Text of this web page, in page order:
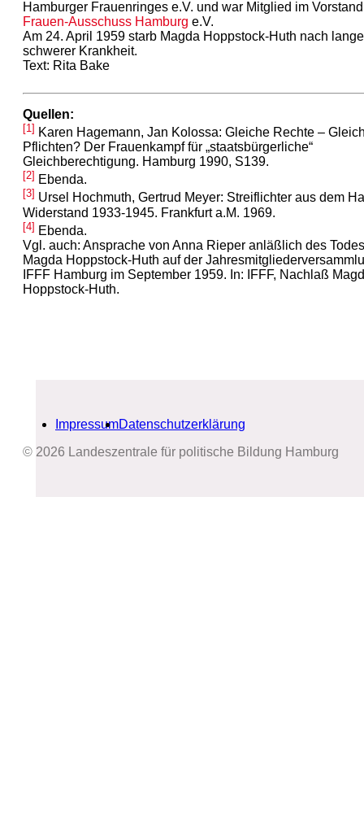
Hamburger Frauenringes e.V. und war Mitglied im
Frauen-Ausschuss Hamburg e.V.
Am 24. April 1959 starb Magda Hoppstock-Huth nach
schwerer Krankheit.
Text: Rita Bake
Quellen:
[1] Karen Hagemann, Jan Kolossa: Gleiche Rechte –
Pflichten? Der Frauenkampf für „staatsbürgerliche“
Gleichberechtigung. Hamburg 1990, S139.
[2] Ebenda.
[3] Ursel Hochmuth, Gertrud Meyer: Streiflichter aus dem
Widerstand 1933-1945. Frankfurt a.M. 1969.
[4] Ebenda.
Vgl. auch: Ansprache von Anna Rieper anläßlich des
Magda Hoppstock-Huth auf der
IFFF Hamburg im September 1959. In: IFFF, Nachlaß
Hoppstock-Huth.
ImpressumDatenschutzerklärung
© 2026 Landeszentrale für politische Bildung Hamburg